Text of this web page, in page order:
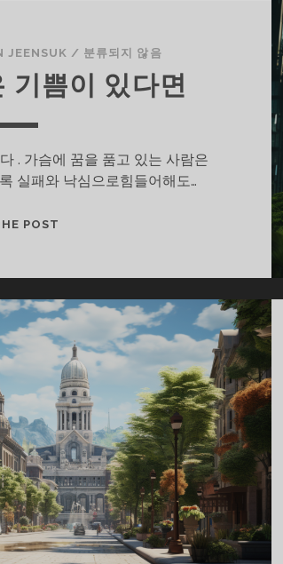
JEENSUK / 분류되지 않음
기쁨이 있다면
. 가슴에 꿈을 품고 있는 사람은
실패와 낙심으로힘들어해도…
POST
작
기
쁨
이
있
다
면